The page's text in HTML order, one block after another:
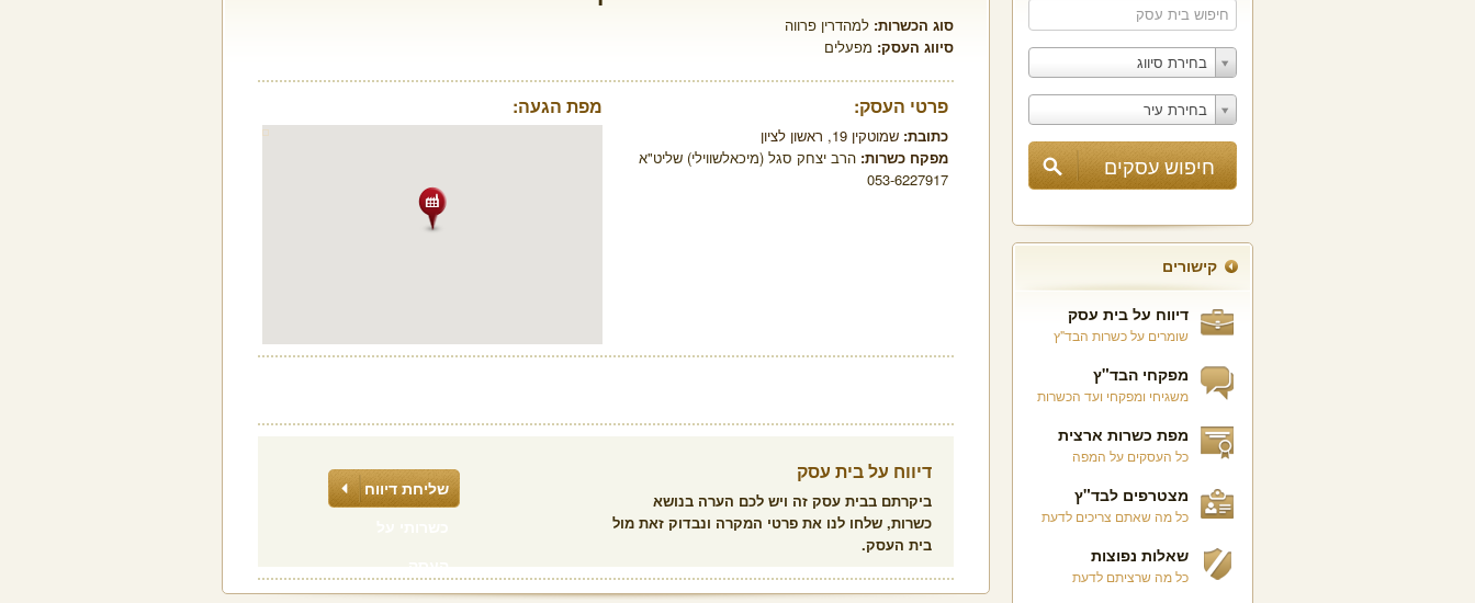
בחירת סיווג
בחירת עיר
קישורים
דיווח על בית עסק
שומרים על כשרות הבד"ץ
מפקחי הבד"ץ
משגיחי ומפקחי ועד הכשרות
מפת כשרות ארצית
כל העסקים על המפה
מצטרפים לבד"ץ
כל מה שאתם צריכים לדעת
שאלות נפוצות
כל מה שרציתם לדעת
סוג הכשרות: למהדרין פרווה
סיווג העסק: מפעלים
פרטי העסק:
כתובת: שמוטקין 19, ראשון לציון
מפקח כשרות: הרב יצחק סגל (מיכאלשווילי) שליט"א
053-6227917
מפת הגעה:
דיווח על בית עסק
ביקרתם בבית עסק זה ויש לכם הערה בנושא
כשרות, שלחו לנו את פרטי המקרה ונבדוק זאת מול
בית העסק.
שליחת דיווח